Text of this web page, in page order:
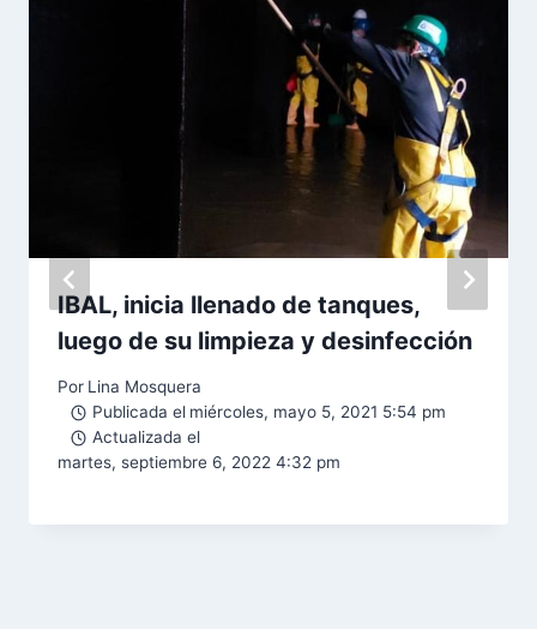
IBAL, inicia llenado de tanques,
luego de su limpieza y desinfección
Por Lina Mosquera
Publicada el miércoles, mayo 5, 2021 5:54 pm
Actualizada el
martes, septiembre 6, 2022 4:32 pm